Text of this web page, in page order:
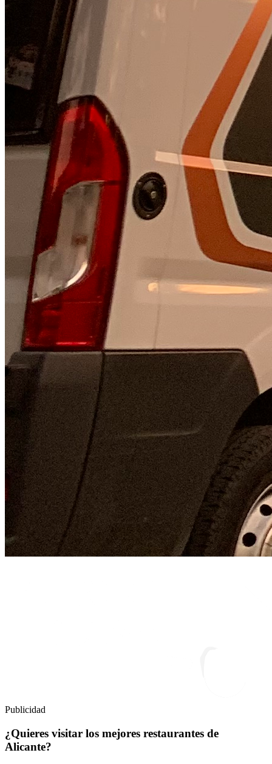
Publicidad
¿Quieres visitar los mejores restaurantes de
Alicante?